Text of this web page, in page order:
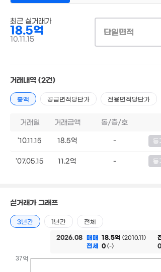
최근 실거래가
18.5억
10.11.15
단일면적
거래내역 (2건)
총액 공급면적당단가 전용면적당단가
거래일 거래금액 동/층/호
'10.11.15 18.5억 - 등
'07.05.15 11.2억 - 등
실거래가 그래프
3년간 1년간 전체
2026.08 매매 18.5억 (2010.11)
전세 0 (-)
37억